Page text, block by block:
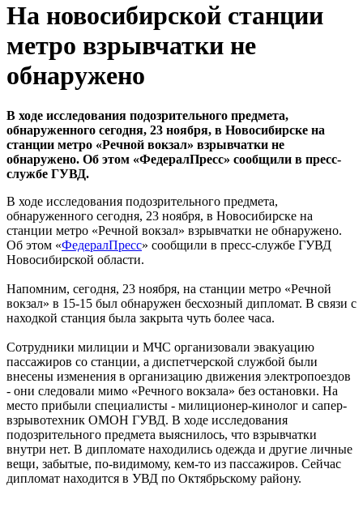
На новосибирской станции
метро взрывчатки не
обнаружено
В ходе исследования подозрительного предмета,
обнаруженного сегодня, 23 ноября, в Новосибирске на
станции метро «Речной вокзал» взрывчатки не
обнаружено. Об этом «ФедералПресс» сообщили в пресс-
службе ГУВД.
В ходе исследования подозрительного предмета,
обнаруженного сегодня, 23 ноября, в Новосибирске на
станции метро «Речной вокзал» взрывчатки не обнаружено.
Об этом «ФедералПресс» сообщили в пресс-службе ГУВД
Новосибирской области.
Напомним, сегодня, 23 ноября, на станции метро «Речной
вокзал» в 15-15 был обнаружен бесхозный дипломат. В связи с
находкой станция была закрыта чуть более часа.
Сотрудники милиции и МЧС организовали эвакуацию
пассажиров со станции, а диспетчерской службой были
внесены изменения в организацию движения электропоездов
- они следовали мимо «Речного вокзала» без остановки. На
место прибыли специалисты - милиционер-кинолог и сапер-
взрывотехник ОМОН ГУВД. В ходе исследования
подозрительного предмета выяснилось, что взрывчатки
внутри нет. В дипломате находились одежда и другие личные
вещи, забытые, по-видимому, кем-то из пассажиров. Сейчас
дипломат находится в УВД по Октябрьскому району.